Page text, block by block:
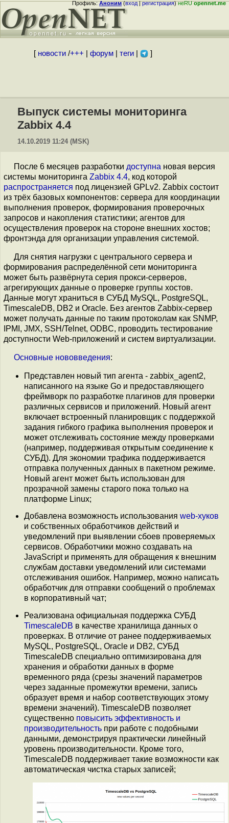
Профиль:Аноним(вход|регистрация)неRUopennet.me
[ новости/+++ форум| теги| ]
Выпуск системы мониторинга
Zabbix 4.4
14.10.2019 11:24 (MSK)
После 6 месяцев разработки доступна новая версия
системы мониторинга Zabbix 4.4, код которой
распространяется под лицензией GPLv2. Zabbix состоит
из трёх базовых компонентов: сервера для координации
выполнения проверок, формирования проверочных
запросов и накопления статистики; агентов для
осуществления проверок на стороне внешних хостов;
фронтэнда для организации управления системой.
Для снятия нагрузки с центрального сервера и
формирования распределённой сети мониторинга
может быть развёрнута серия прокси-серверов,
агрегирующих данные о проверке группы хостов.
Данные могут храниться в СУБД MySQL, PostgreSQL,
TimescaleDB, DB2 и Oracle. Без агентов Zabbix-сервер
может получать данные по таким протоколам как SNMP,
IPMI, JMX, SSH/Telnet, ODBC, проводить тестирование
доступности Web-приложений и систем виртуализации.
Основные нововведения:
Представлен новый тип агента - zabbix_agent2,
написанного на языке Go и предоставляющего
фреймворк по разработке плагинов для проверки
различных сервисов и приложений. Новый агент
включает встроенный планировщик с поддержкой
задания гибкого графика выполнения проверок и
может отслеживать состояние между проверками
(например, поддерживая открытым соединение к
СУБД). Для экономии трафика поддерживается
отправка полученных данных в пакетном режиме.
Новый агент может быть использован для
прозрачной замены старого пока только на
платформе Linux;
Добавлена возможность использования web-хуков
и собственных обработчиков действий и
уведомлений при выявлении сбоев проверяемых
сервисов. Обработчики можно создавать на
JavaScript и применять для обращения к внешним
службам доставки уведомлений или системами
отслеживания ошибок. Например, можно написать
обработчик для отправки сообщений о проблемах
в корпоративный чат;
Реализована официальная поддержка СУБД
TimescaleDB в качестве хранилища данных о
проверках. В отличие от ранее поддерживаемых
MySQL, PostgreSQL, Oracle и DB2, СУБД
TimescaleDB специально оптимизирована для
хранения и обработки данных в форме
временного ряда (срезы значений параметров
через заданные промежутки времени, запись
образует время и набор соответствующих этому
времени значений). TimescaleDB позволяет
существенно повысить эффективность и
производительность при работе с подобными
данными, демонстрируя практически линейный
уровень производительности. Кроме того,
TimescaleDB поддерживает такие возможности как
автоматическая чистка старых записей;